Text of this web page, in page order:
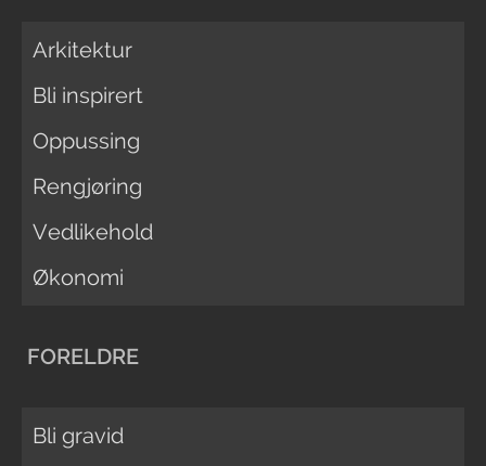
Arkitektur
Bli inspirert
Oppussing
Rengjøring
Vedlikehold
Økonomi
FORELDRE
Bli gravid